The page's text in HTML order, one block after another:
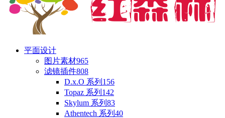
平面设计
图片素材965
滤镜插件808
D.x.O 系列 156
Topaz 系列 142
Skylum 系列 83
Athentech 系列 40